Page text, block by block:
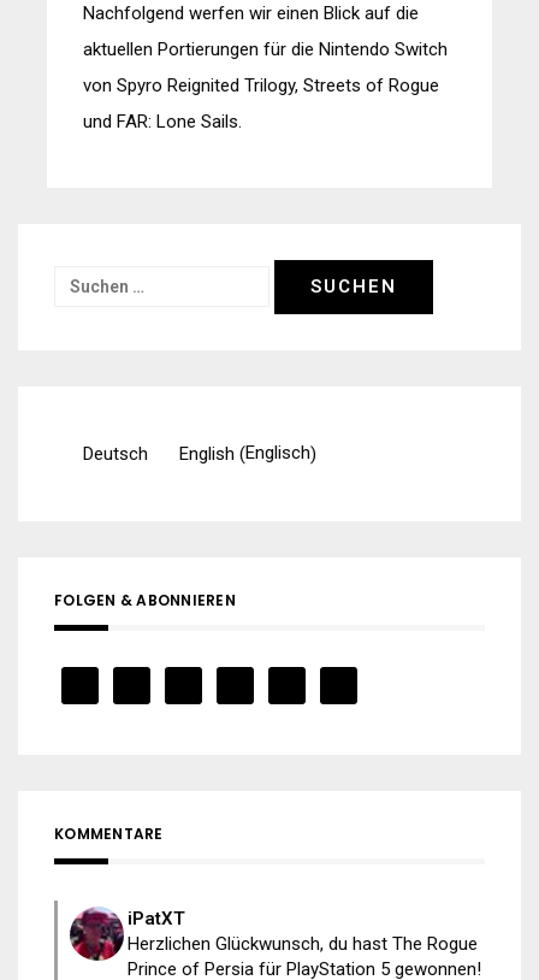
Nachfolgend werfen wir einen Blick auf die
aktuellen Portierungen für die Nintendo Switch
von Spyro Reignited Trilogy, Streets of Rogue
und FAR: Lone Sails.
Suchen
Deutsch English (Englisch)
FOLGEN & ABONNIEREN
KOMMENTARE
iPatXT
Herzlichen Glückwunsch, du hast The Rogue
Prince of Persia für PlayStation 5 gewonnen!